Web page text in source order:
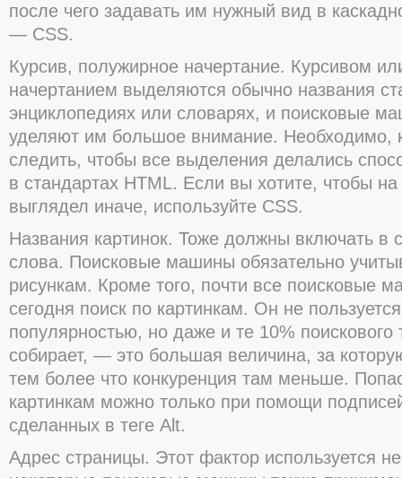
после чего задавать им нужный вид в
— CSS.
Курсив, полужирное начертание. Курсивом
начертанием выделяются обычно названия
энциклопедиях или словарях, и поисковые
уделяют им большое внимание. Необходимо,
следить, чтобы все выделения делались
в стандартах HTML. Если вы хотите, чтобы
выглядел иначе, используйте CSS.
Названия картинок. Тоже должны включать в
слова. Поисковые машины обязательно
рисункам. Кроме того, почти все поисковые
сегодня поиск по картинкам. Он не
популярностью, но даже и те 10%
собирает, — это большая величина, за
тем более что конкуренция там меньше.
картинкам можно только при помощи
сделанных в теге Alt.
Адрес страницы. Этот фактор используется